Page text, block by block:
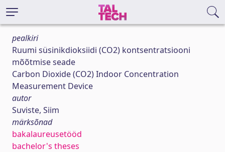
pealkiri
Ruumi süsinikdioksiidi (CO2) kontsentratsiooni
mõõtmise seade
Carbon Dioxide (CO2) Indoor Concentration
Measurement Device
autor
Suviste, Siim
märksõnad
bakalaureusetööd
bachelor's theses